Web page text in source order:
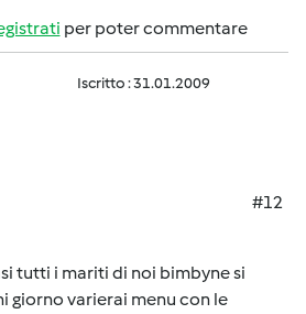
per poter commentare
Iscritto : 31.01.2009
#12
tutti i mariti di noi bimbyne si
giorno varierai menu con le